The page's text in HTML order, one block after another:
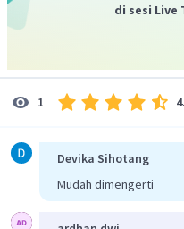
di sesi Live
1
Devika Sihotang
Mudah dimengerti